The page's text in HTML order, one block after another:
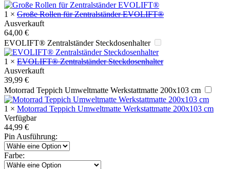
1 × Große Rollen für Zentralständer EVOLIFT®
Ausverkauft
64,00 €
EVOLIFT® Zentralständer Steckdosenhalter
1 × EVOLIFT® Zentralständer Steckdosenhalter
Ausverkauft
39,99 €
Motorrad Teppich Umweltmatte Werkstattmatte 200x103 cm
1 × Motorrad Teppich Umweltmatte Werkstattmatte 200x103 cm
Verfügbar
44,99 €
Pin Ausführung:
Farbe: